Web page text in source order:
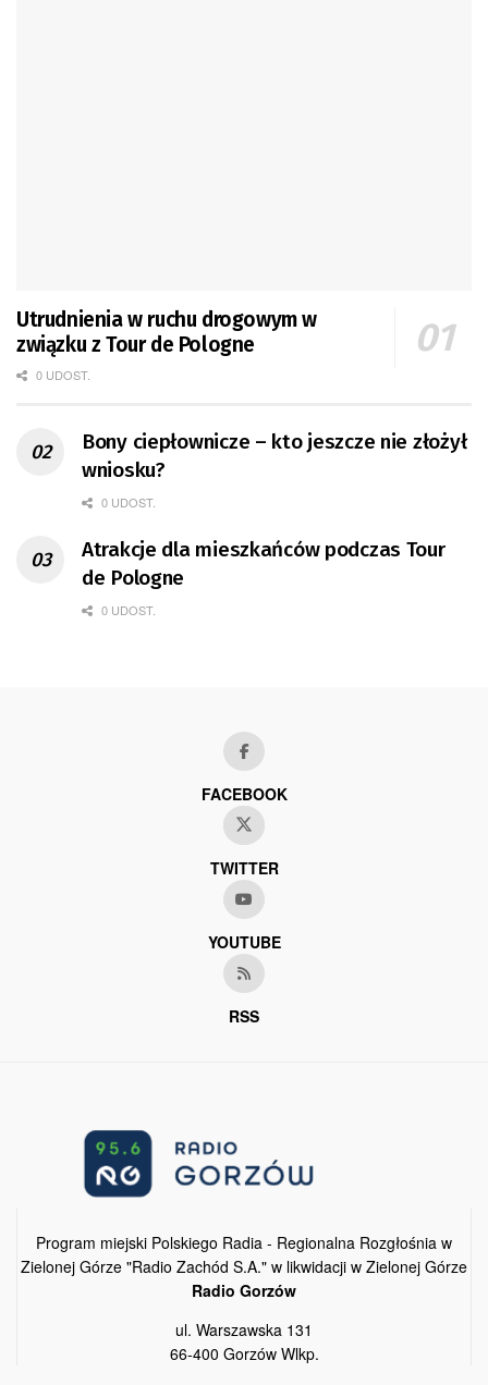
Utrudnienia w ruchu drogowym w
związku z Tour de Pologne
0 UDOST.
Bony ciepłownicze – kto jeszcze nie złożył
wniosku?
0 UDOST.
Atrakcje dla mieszkańców podczas Tour
de Pologne
0 UDOST.
FACEBOOK
TWITTER
YOUTUBE
RSS
Program miejski Polskiego Radia - Regionalna Rozgłośnia w
Zielonej Górze "Radio Zachód S.A." w likwidacji w Zielonej Górze
Radio Gorzów
ul. Warszawska 131
66-400 Gorzów Wlkp.